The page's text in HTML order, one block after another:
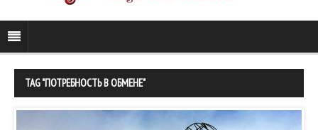
TAG "ПОТРЕБНОСТЬ В ОБМЕНЕ"